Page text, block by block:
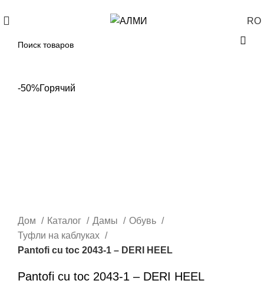
RO
-50%Горячий
Дом Каталог Дамы
Обувь
Туфли на каблуках
Pantofi cu toc 2043-1 – DERI HEEL
Pantofi cu toc 2043-1 – DERI HEEL